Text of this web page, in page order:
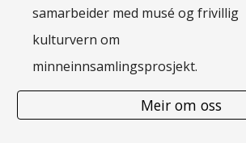
samarbeider med musé og frivillig
kulturvern om
minneinnsamlingsprosjekt.
Meir om oss